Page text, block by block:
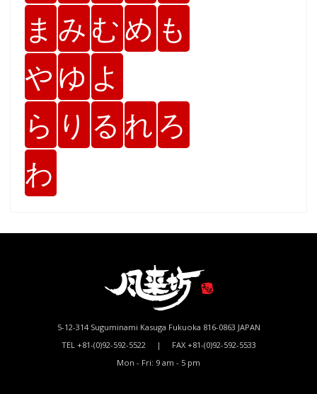
ま み むめ も
や ゆ よ
ら り る れ ろ
わ
5-12-314 Suguminami Kasuga Fukuoka 816-0863 JAPAN
TEL +81-(0)92-592-5522 | FAX +81-(0)92-592-5533
Mon - Fri: 9 am - 5 pm